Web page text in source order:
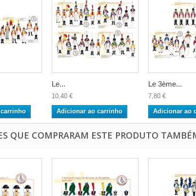
Le...
10,40 €
Adicionar ao carrinho
Le 3ème...
7,80 €
Adicionar ao
QUE COMPRARAM ESTE PRODUTO